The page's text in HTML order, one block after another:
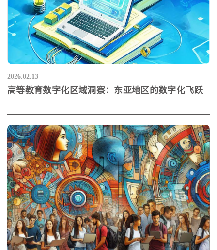
2026.02.13
高等教育数字化区域洞察：东亚地区的数字化飞跃